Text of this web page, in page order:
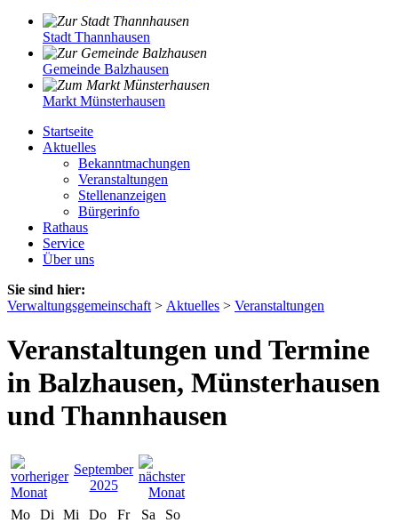
Stadt Thannhausen
Gemeinde Balzhausen
Markt Münsterhausen
Startseite
Aktuelles
Bekanntmachungen
Veranstaltungen
Stellenanzeigen
Bürgerinfo
Rathaus
Service
Über uns
Sie sind hier:
Verwaltungsgemeinschaft > Aktuelles > Veranstaltungen
Veranstaltungen und Termine
in Balzhausen, Münsterhausen
und Thannhausen
September
2025
Mo
Di Mi Do Fr Sa
So